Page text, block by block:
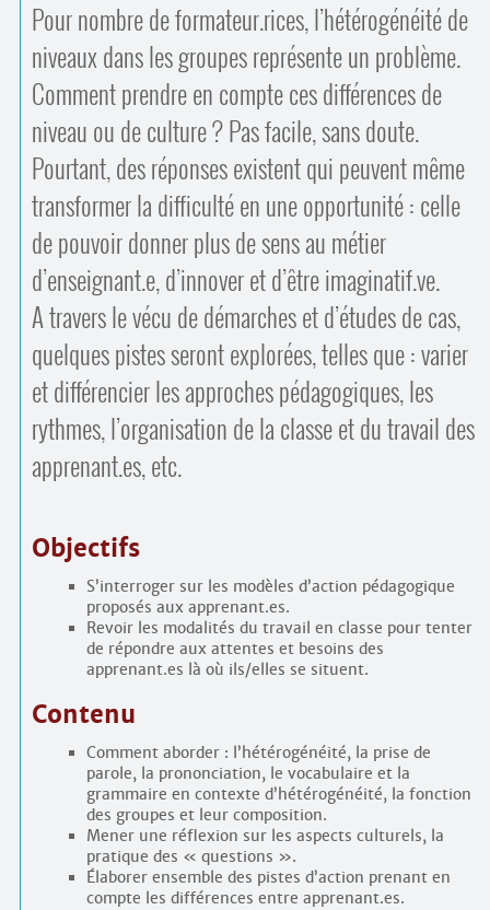
Pour nombre de formateur.rices, l’hétérogénéité de
niveaux dans les groupes représente un problème.
Comment prendre en compte ces différences de
niveau ou de culture ? Pas facile, sans doute.
Pourtant, des réponses existent qui peuvent même
transformer la difficulté en une opportunité : celle
de pouvoir donner plus de sens au métier
d’enseignant.e, d’innover et d’être imaginatif.ve.
A travers le vécu de démarches et d’études de cas,
quelques pistes seront explorées, telles que : varier
et différencier les approches pédagogiques, les
rythmes, l’organisation de la classe et du travail des
apprenant.es, etc.
Objectifs
S’interroger sur les modèles d’action pédagogique
proposés aux apprenant.es.
Revoir les modalités du travail en classe pour tenter
de répondre aux attentes et besoins des
apprenant.es là où ils/elles se situent.
Contenu
Comment aborder : l’hétérogénéité, la prise de
parole, la prononciation, le vocabulaire et la
grammaire en contexte d’hétérogénéité, la fonction
des groupes et leur composition.
Mener une réflexion sur les aspects culturels, la
pratique des « questions ».
Élaborer ensemble des pistes d’action prenant en
compte les différences entre apprenant.es.